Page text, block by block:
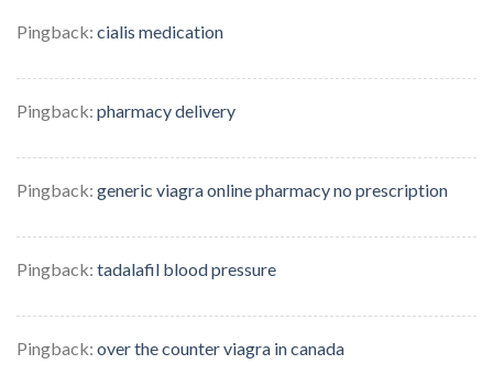
Pingback: cialis medication
Pingback: pharmacy delivery
Pingback: generic viagra online pharmacy no prescription
Pingback: tadalafil blood pressure
Pingback: over the counter viagra in canada